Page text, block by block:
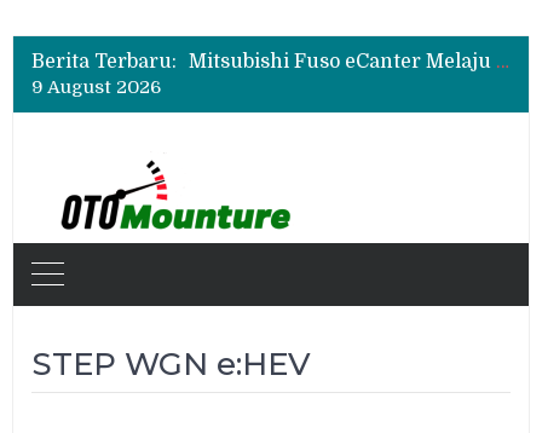
Berita Terbaru:
Mitsubishi Fuso Dorong Armada Minim Downtime lewat VIP Fleet Training 2026
Mitsubishi Fuso eCanter Melaju di Bisnis Logistik, Fastana Jadi Pengguna Baru
Mitsubishi Fuso Dorong Armada Minim Downtime lewat VIP Fleet Training 2026
9 August 2026
STEP WGN e:HEV